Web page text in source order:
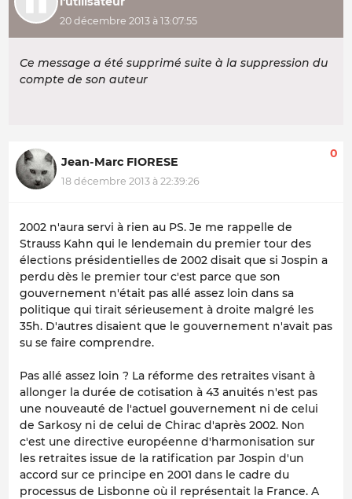
20 décembre 2013 à 13:07:55
Ce message a été supprimé suite à la suppression du
compte de son auteur
Jean-Marc FIORESE
18 décembre 2013 à 22:39:26
0
2002 n'aura servi à rien au PS. Je me rappelle de
Strauss Kahn qui le lendemain du premier tour des
élections présidentielles de 2002 disait que si Jospin a
perdu dès le premier tour c'est parce que son
gouvernement n'était pas allé assez loin dans sa
politique qui tirait sérieusement à droite malgré les
35h. D'autres disaient que le gouvernement n'avait pas
su se faire comprendre.
Pas allé assez loin ? La réforme des retraites visant à
allonger la durée de cotisation à 43 anuités n'est pas
une nouveauté de l'actuel gouvernement ni de celui
de Sarkosy ni de celui de Chirac d'après 2002. Non
c'est une directive européenne d'harmonisation sur
les retraites issue de la ratification par Jospin d'un
accord sur ce principe en 2001 dans le cadre du
processus de Lisbonne où il représentait la France. A